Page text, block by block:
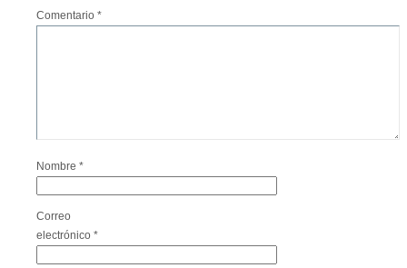
Comentario *
Nombre *
Correo
electrónico *